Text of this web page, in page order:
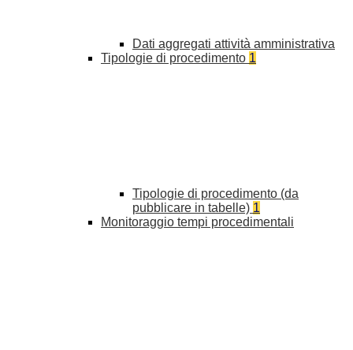
Dati aggregati attività amministrativa
Tipologie di procedimento 1
Tipologie di procedimento (da
pubblicare in tabelle) 1
Monitoraggio tempi procedimentali